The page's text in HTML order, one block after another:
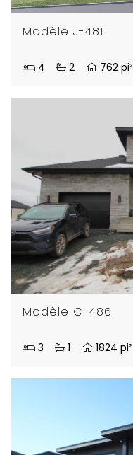
Modèle J-481
4 2 762 pi²
Modèle C-486
3 1 1824 pi²